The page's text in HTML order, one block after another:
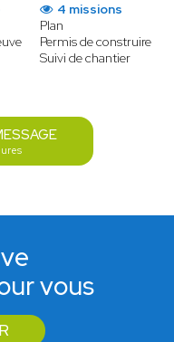
4 missions
Plan
Permis de construire
Suivi de chantier
vous